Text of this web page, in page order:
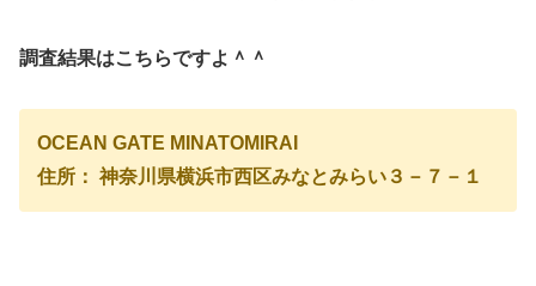
調査結果はこちらですよ＾＾
OCEAN GATE MINATOMIRAI
住所： 神奈川県横浜市西区みなとみらい３－７－１